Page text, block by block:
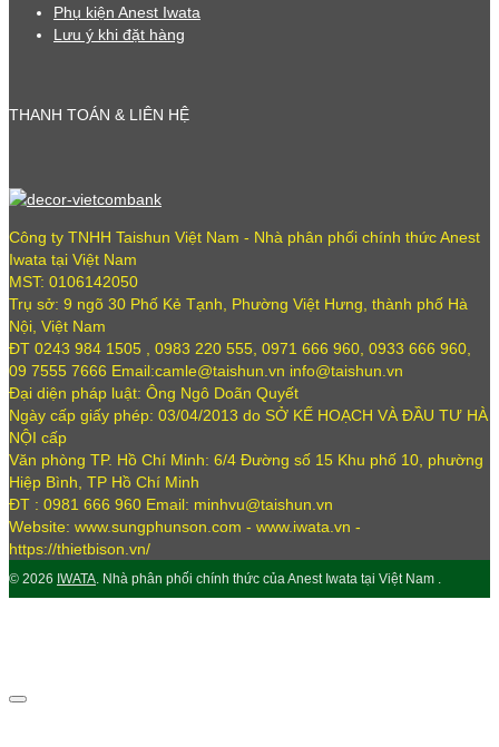
Phụ kiện Anest Iwata
Lưu ý khi đặt hàng
THANH TOÁN & LIÊN HỆ
Công ty TNHH Taishun Việt Nam - Nhà phân phối chính thức Anest
Iwata tại Việt Nam
MST: 0106142050
Trụ sở: 9 ngõ 30 Phố Kẻ Tạnh, Phường Việt Hưng, thành phố Hà
Nội, Việt Nam
ĐT 0243 984 1505 , 0983 220 555, 0971 666 960, 0933 666 960,
09 7555 7666 Email:camle@taishun.vn info@taishun.vn
Đại diện pháp luật: Ông Ngô Doãn Quyết
Ngày cấp giấy phép: 03/04/2013 do SỞ KẾ HOẠCH VÀ ĐẦU TƯ HÀ
NỘI cấp
Văn phòng TP. Hồ Chí Minh: 6/4 Đường số 15 Khu phố 10, phường
Hiệp Bình, TP Hồ Chí Minh
ĐT : 0981 666 960 Email: minhvu@taishun.vn
Website: www.sungphunson.com - www.iwata.vn -
https://thietbison.vn/
© 2026 IWATA. Nhà phân phối chính thức của Anest Iwata tại Việt Nam .